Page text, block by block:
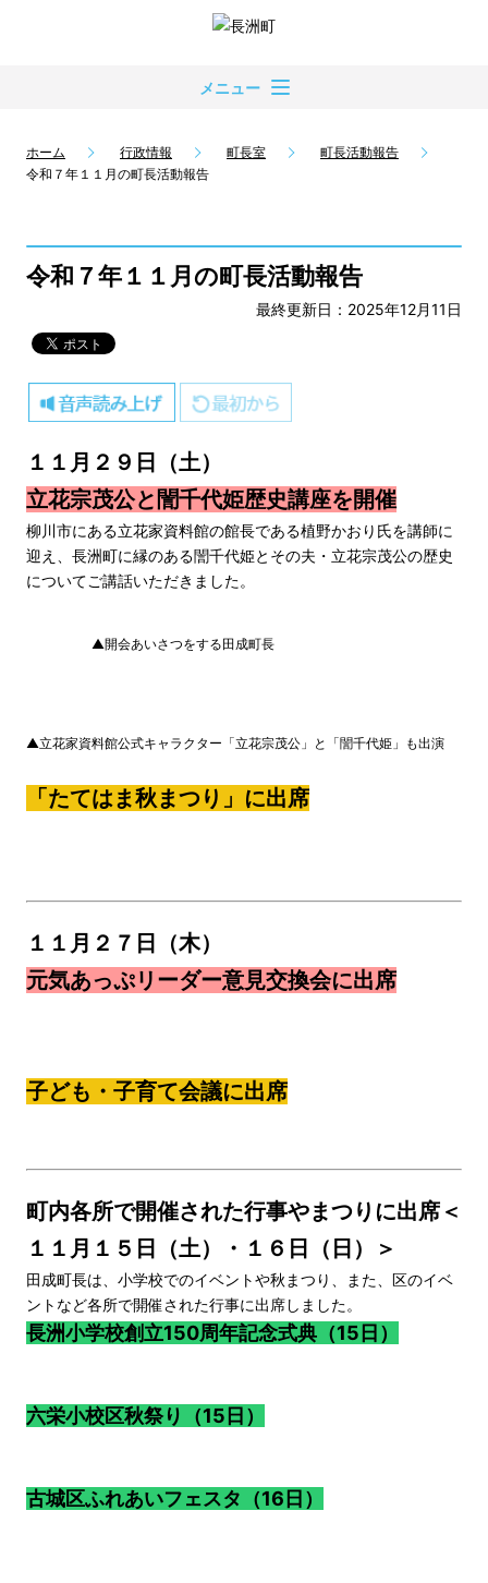
メニュー
ホーム 行政情報 町長室
町長活動報告
令和７年１１月の町長活動報告
令和７年１１月の町長活動報告
最終更新日：2025年12月11日
１１月２９日（土）
立花宗茂公と誾千代姫歴史講座を開催
柳川市にある立花家資料館の館長である植野かおり氏を講師に
迎え、長洲町に縁のある誾千代姫とその夫・立花宗茂公の歴史
についてご講話いただきました。
▲開会あいさつをする田成町長
▲立花家資料館公式キャラクター「立花宗茂公」と「誾千代姫」も出演
「たてはま秋まつり」に出席
１１月２７日（木）
元気あっぷリーダー意見交換会に出席
子ども・子育て会議に出席
町内各所で開催された行事やまつりに出席＜
１１月１５日（土）・１６日（日）＞
田成町長は、小学校でのイベントや秋まつり、また、区のイベ
ントなど各所で開催された行事に出席しました。
長洲小学校創立150周年記念式典（15日）
六栄小校区秋祭り（15日）
古城区ふれあいフェスタ（16日）